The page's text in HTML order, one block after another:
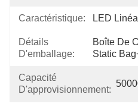
Caractéristique: LED
Détails
D'emballage:
Boîte De
Static
Capacité
D'approvisionnement: